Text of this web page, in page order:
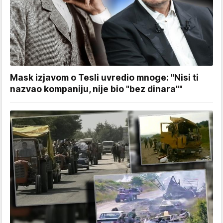
Mask izjavom o Tesli uvredio mnoge: "Nisi ti
nazvao kompaniju, nije bio "bez dinara""